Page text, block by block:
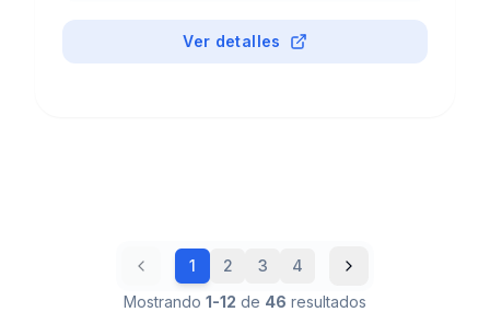
Ver detalles
Mostrando 1-12 de 46 resultados
1 2 3 4